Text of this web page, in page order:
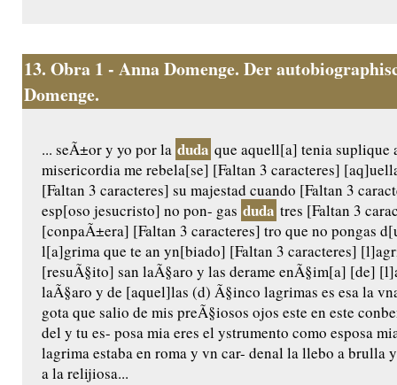
13. Obra 1 - Anna Domenge. Der
Domenge.
... seÃ±or y yo por la duda que aquell[a] tenia suplique
misericordia me rebela[se] [Faltan 3 caracteres]
[Faltan 3 caracteres] su majestad cuando [Faltan 3
esp[oso jesucristo] no pon- gas duda tres [Faltan 3
[conpaÃ±era] [Faltan 3 caracteres] tro que no pongas
l[a]grima que te an yn[biado] [Faltan 3 caracteres]
[resuÃ§ito] san laÃ§aro y las derame enÃ§im[a] [de]
laÃ§aro y de [aquel]las (d) Ã§inco lagrimas es esa la
gota que salio de mis preÃ§iosos ojos este en este
del y tu es- posa mia eres el ystrumento como esposa
lagrima estaba en roma y vn car- denal la llebo a brulla
a la relijiosa...